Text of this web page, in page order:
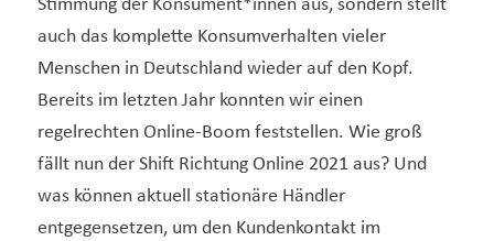
Stimmung der Konsument*innen aus, sondern stellt
auch das komplette Konsumverhalten vieler
Menschen in Deutschland wieder auf den Kopf.
Bereits im letzten Jahr konnten wir einen
regelrechten Online-Boom feststellen. Wie groß
fällt nun der Shift Richtung Online 2021 aus? Und
was können aktuell stationäre Händler
entgegensetzen, um den Kundenkontakt im